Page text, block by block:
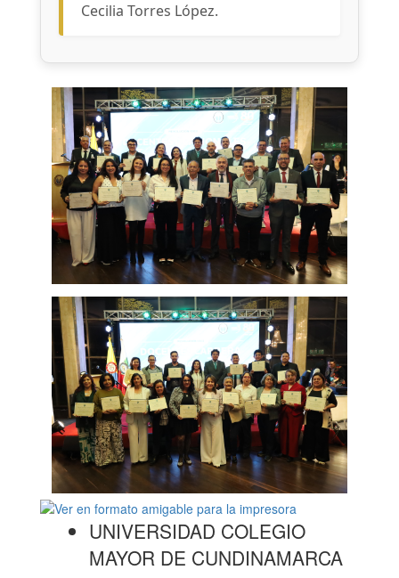
Cecilia Torres López.
UNIVERSIDAD COLEGIO
MAYOR DE CUNDINAMARCA